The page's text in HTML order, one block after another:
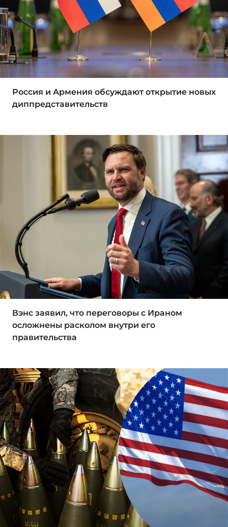
Россия и Армения обсуждают открытие новых
диппредставительств
Вэнс заявил, что переговоры с Ираном
осложнены расколом внутри его
правительства